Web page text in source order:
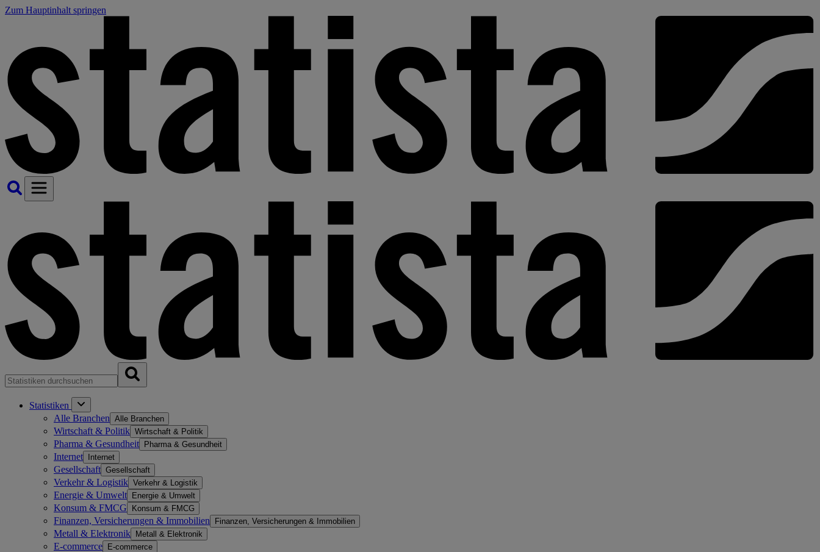
Zum Hauptinhalt springen
Statistiken
Alle Branchen Alle Branchen
Wirtschaft & Politik Wirtschaft & Politik
Pharma & Gesundheit Pharma & Gesundheit
Internet Internet
Gesellschaft Gesellschaft
Verkehr & Logistik Verkehr & Logistik
Energie & Umwelt Energie & Umwelt
Konsum & FMCG Konsum & FMCG
Finanzen, Versicherungen & Immobilien Finanzen, Versicherungen & Immobilien
Metall & Elektronik Metall & Elektronik
E-commerce E-commerce